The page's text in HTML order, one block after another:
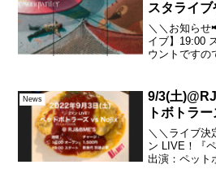
スタライ
＼＼お知らせ
イブ】19:00
ウントですの
し訳ありませ
♪...
News
9/3(土
トボトラ
＼＼ライブ決
ン LIVE！『
出演：ペット